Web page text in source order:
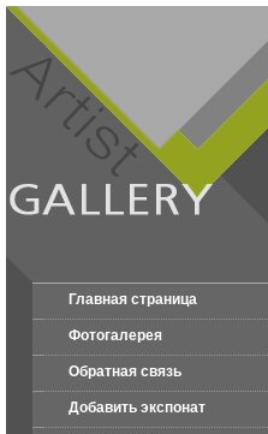
Главная страница
Фотогалерея
Обратная связь
Добавить экспонат